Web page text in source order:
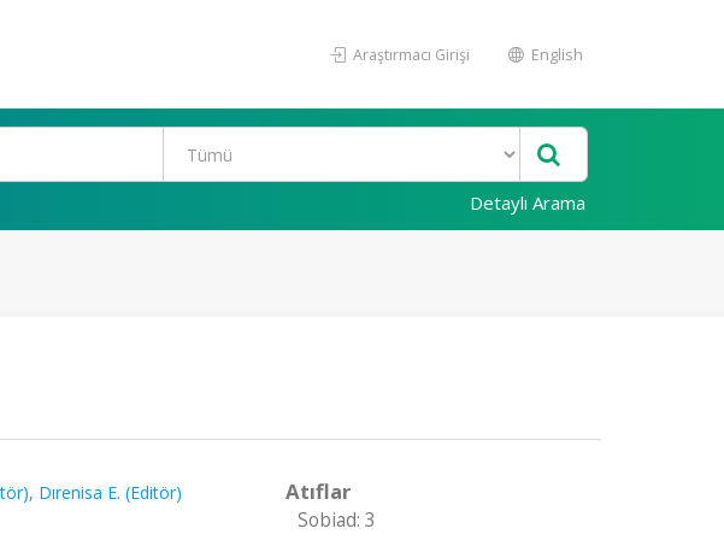
Araştırmacı Girişi English
Detaylı Arama
, Dırenisa E. (Editör)
Atıflar
Sobiad: 3